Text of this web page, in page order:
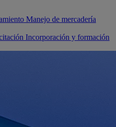
Manejo de mercadería
Incorporación y formación